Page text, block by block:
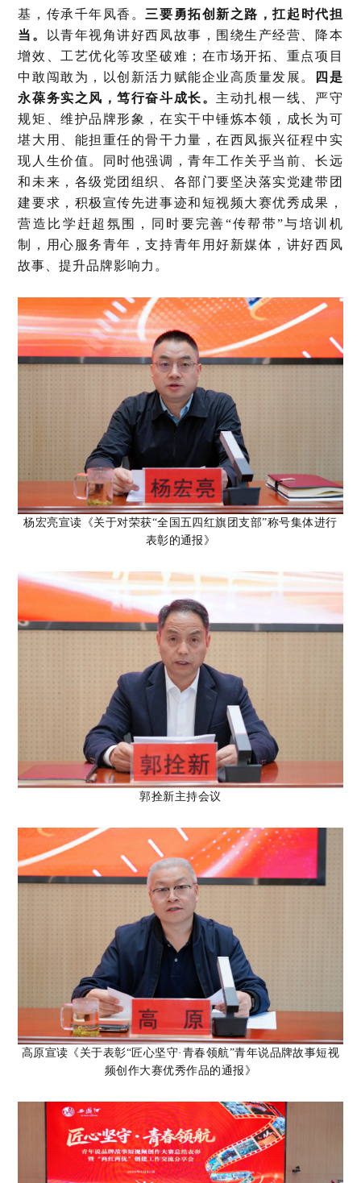
基，传承千年凤香。 三要勇拓创新之路，扛起时代担
当。
以青年视角讲好西凤故事，围绕生产经营、降本
增效、工艺优化等攻坚破难；在市场开拓、重点项目
中敢闯敢为，以创新活力赋能企业高质量发展。
四是
永葆务实之风，笃行奋斗成长。 主动扎根一线、严守
规矩、维护品牌形象，在实干中锤炼本领，成长为可
堪大用、能担重任的骨干力量，在西凤振兴征程中实
现人生价值。同时他强调，青年工作关乎当前、长远
和未来，各级党团组织、各部门要坚决落实党建带团
建要求，积极宣传先进事迹和短视频大赛优秀成果，
营造比学赶超氛围，同时要完善“传帮带”与培训机
制，用心服务青年，支持青年用好新媒体，讲好西凤
故事、提升品牌影响力。
杨宏亮宣读《关于对荣获“全国五四红旗团支部”称号集体进行
表彰的通报》
郭拴新主持会议
高原宣读 《关于表彰“匠心坚守·青春领航”青年说品牌故事短视
频创作大赛优秀作品的通报》